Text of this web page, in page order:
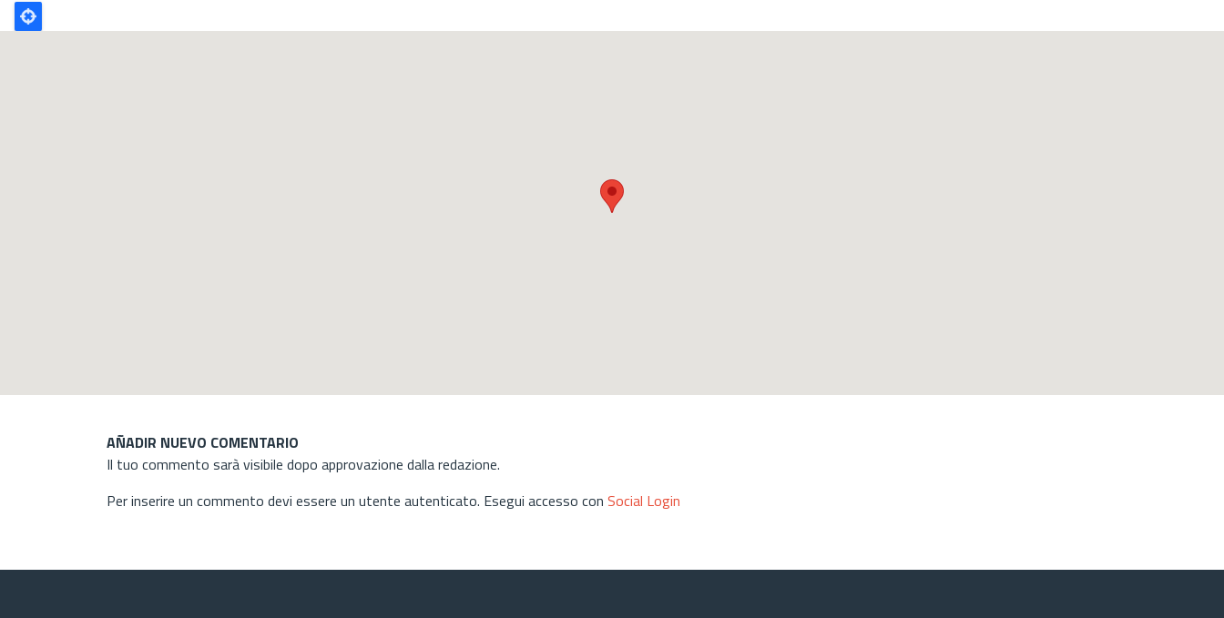
Poligono
GEO
AÑADIR NUEVO COMENTARIO
Il tuo commento sarà visibile dopo approvazione dalla redazione.
Per inserire un commento devi essere un utente autenticato. Esegui accesso con Social Login